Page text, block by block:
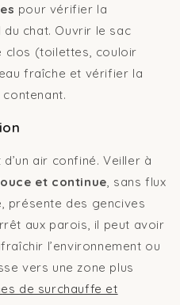
pour vérifier la
chat. Ouvrir le sac
clos (toilettes, couloir
fraîche et vérifier la
air confiné. Veiller à
et continue , sans flux
présente des gencives
aux parois, il peut avoir
l’environnement ou
vers une zone plus
de surchauffe et